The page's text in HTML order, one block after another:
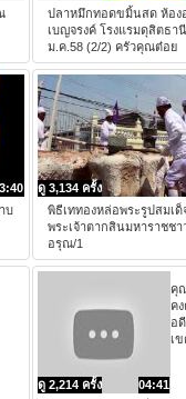
ปลาหมึกทอดขมิ้นสด ห้อง
เบญจรงค์ โรงแรมดุสิตธา
ม.ค.58 (2/2) ครัวคุณต๋อย
บ
ดู 3,134 ครั้ง
พิธีเททองหล่อพระรูปสมเด็
พระเจ้าตากสินมหาราชชา
อรุณ/1
04:41
ดู 2,214 ครั้ง
คุ
ค
อ
เ